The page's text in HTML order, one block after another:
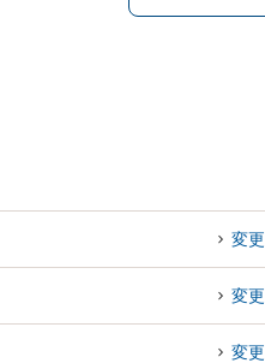
変更
変更
変更